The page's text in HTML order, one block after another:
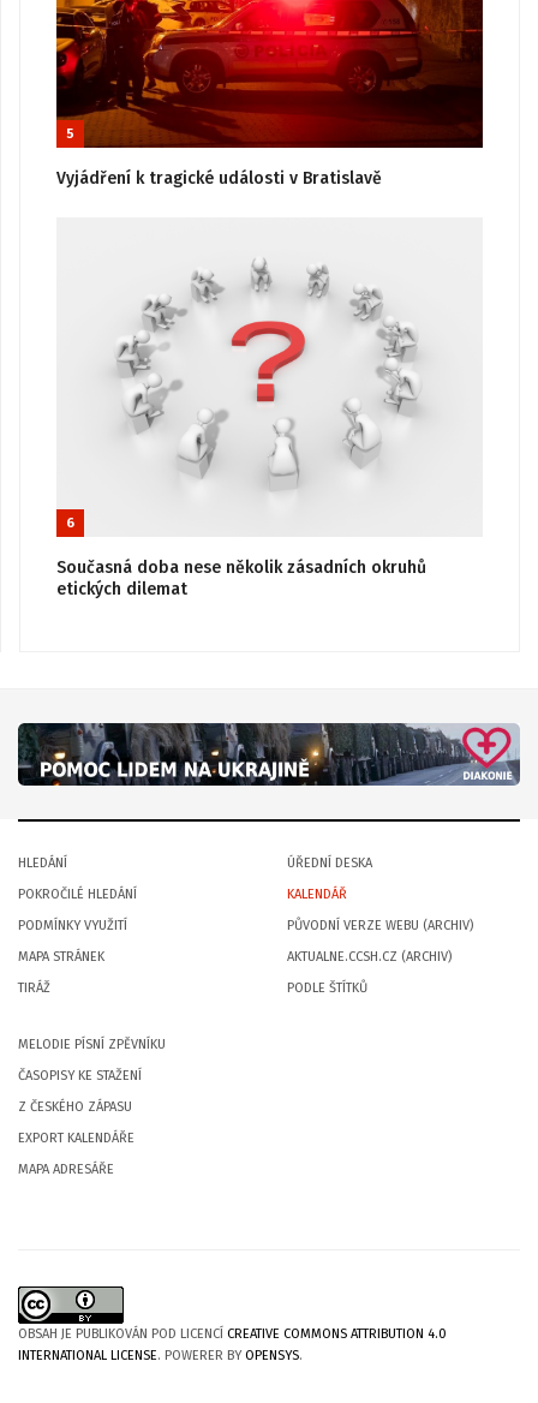
5
Vyjádření k tragické události v Bratislavě
6
Současná doba nese několik zásadních okruhů
etických dilemat
HLEDÁNÍ
POKROČILÉ HLEDÁNÍ
PODMÍNKY VYUŽITÍ
MAPA STRÁNEK
TIRÁŽ
ÚŘEDNÍ DESKA
KALENDÁŘ
PŮVODNÍ VERZE WEBU (ARCHIV)
AKTUALNE.CCSH.CZ (ARCHIV)
PODLE ŠTÍTKŮ
MELODIE PÍSNÍ ZPĚVNÍKU
ČASOPISY KE STAŽENÍ
Z ČESKÉHO ZÁPASU
EXPORT KALENDÁŘE
MAPA ADRESÁŘE
OBSAH JE PUBLIKOVÁN POD LICENCÍ CREATIVE COMMONS ATTRIBUTION 4.0
INTERNATIONAL LICENSE. POWERER BYOPENSYS.